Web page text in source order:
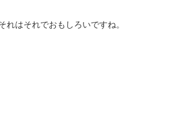
はそれでおもしろいですね。